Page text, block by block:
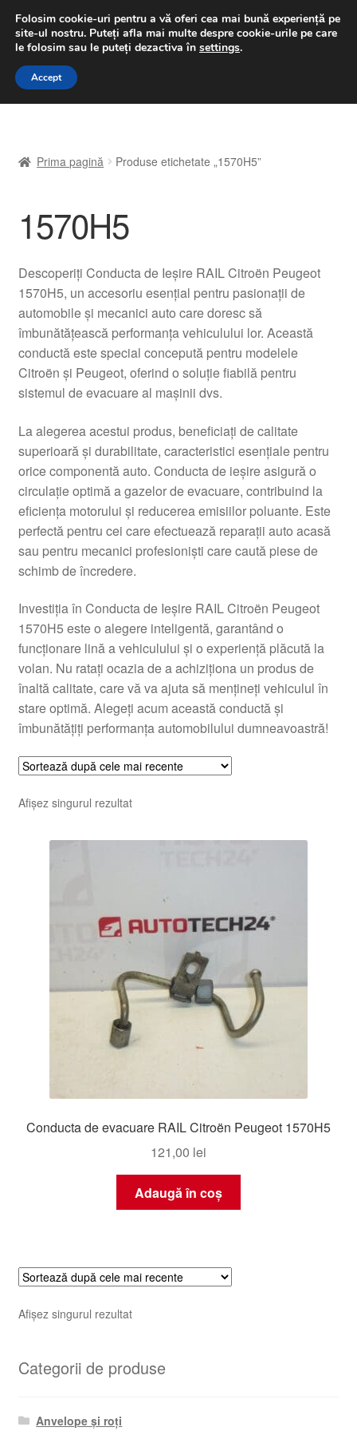
LIVRARE de la 33 lei
luni-vineri 9 a.m. - 4 p.m.031 229 6816
Sari
Sari
A lua legatura
Contul meu
Despre noi
Finalizare comandă
Livrare
Livrare în toată lumea
Plângere
Plățile
Politică de confidențialitate
Termeni si conditii
Prima pagină Produse etichetate „1570H5”
1570H5
Descoperiți Conducta de Ieșire RAIL Citroën Peugeot
1570H5, un accesoriu esențial pentru pasionații de
automobile și mecanici auto care doresc să
îmbunătățească performanța vehiculului lor. Această
conductă este special concepută pentru modelele
Citroën și Peugeot, oferind o soluție fiabilă pentru
sistemul de evacuare al mașinii dvs.
La alegerea acestui produs, beneficiați de calitate
superioară și durabilitate, caracteristici esențiale pentru
orice componentă auto. Conducta de ieșire asigură o
circulație optimă a gazelor de evacuare, contribuind la
eficiența motorului și reducerea emisiilor poluante. Este
perfectă pentru cei care efectuează reparații auto acasă
sau pentru mecanici profesioniști care caută piese de
schimb de încredere.
Investiția în Conducta de Ieșire RAIL Citroën Peugeot
1570H5 este o alegere inteligentă, garantând o
funcționare lină a vehiculului și o experiență plăcută la
volan. Nu ratați ocazia de a achiziționa un produs de
înaltă calitate, care vă va ajuta să mențineți vehiculul în
stare optimă. Alegeți acum această conductă și
îmbunătățiți performanța automobilului dumneavoastră!
Afișez singurul rezultat
Conducta de evacuare RAIL Citroën Peugeot 1570H5
121,00 lei
Adaugă în coș
Afișez singurul rezultat
Categorii de produse
Anvelope și roți
Folosim cookie-uri pentru a vă oferi cea mai bună experiență pe
site-ul nostru. Puteți afla mai multe despre cookie-urile pe care
le folosim sau le puteți dezactiva în settings.
Accept